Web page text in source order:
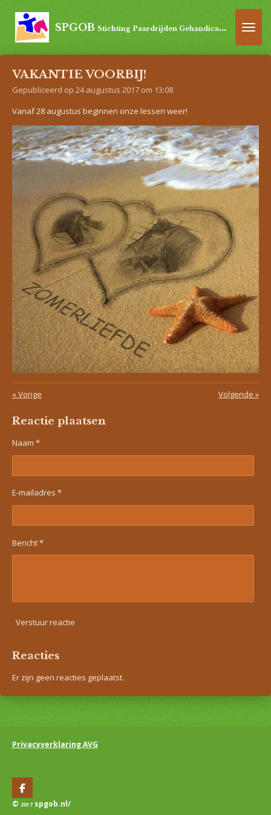
Ga
direct
naar
SPGOB Stichting Paardrijden Gehandicapten Oost-Brabant
VAKANTIE VOORBIJ!
Gepubliceerd op 24 augustus 2017 om 13:08
Vanaf 28 augustus beginnen onze lessen weer!
«Vorige Volgende »
Reactie plaatsen
Naam *
E-mailadres *
Bericht *
Verstuur reactie
Reacties
Er zijn geen reacties geplaatst.
Privacyverklaring AVG
F
a
c
© 2017 spgob.nl/